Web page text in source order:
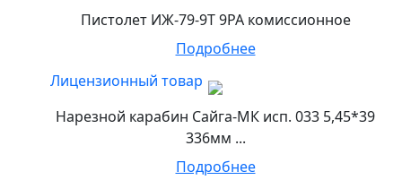
Пистолет ИЖ-79-9Т 9РА комиссионное
Подробнее
Лицензионный товар
Нарезной карабин Сайга-МК исп. 033 5,45*39
336мм ...
Подробнее